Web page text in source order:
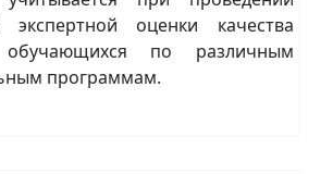
экспертной оценки качества
обучающихся по различным
программам.